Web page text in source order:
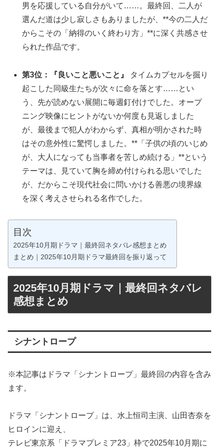
男を応援している自分がいて……。最終回、二人が
選んだ道は少し寂しさもありましたが、**今の二人だ
からこその「納得のいく終わり方」**に深く共感させ
られた作品です。
第3位：『良いこと悪いこと』
タイムカプセルを掘り
起こした同級生たちが次々に命を落とす……とい
う、先が読めない展開に毎週釘付けでした。オープ
ニング映像にヒントがないか何度も見返しました
が、最後まで犯人がわからず、真相が明かされた時
はその意外性に驚愕しました。**「子供の頃のいじめ
が、大人になっても当事者を苦しめ続ける」**という
テーマは、見ていて胸を締め付けられる思いでした
が、だからこそ現代社会に問いかける善悪の境界線
を深く考えさせられる名作でした。
目次
2025年10月期ドラマ｜最終回ネタバレ感想まとめ
まとめ｜2025年10月期ドラマ最終回を振り返って
2025年10月期ドラマ｜最終回ネタバレ
感想まとめ
シナントロープ
※本記事はドラマ「シナントロープ」最終回の内容を含み
ます。
ドラマ「シナントロープ」は、水上恒司主演、山田杏奈を
ヒロインに迎え、
テレビ東京系「ドラマプレミア23」枠で2025年10月期に